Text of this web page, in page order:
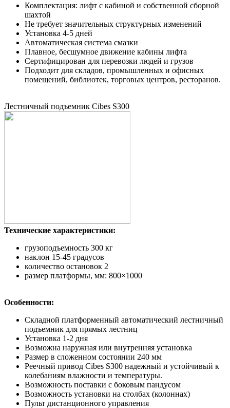
Комплектация: лифт с кабиной и собственной сборной
шахтой
Не требует значительных структурных изменений
Установка 4-5 дней
Автоматическая система смазки
Плавное, бесшумное движение кабины лифта
Сертифицирован для перевозки людей и грузов
Подходит для складов, промышленных и офисных
помещений, библиотек, торговых центров, ресторанов.
Лестничный подъемник Cibes S300
Технические характеристики:
грузоподъемность 300 кг
наклон 15-45 градусов
количество остановок 2
размер платформы, мм: 800×1000
Особенности:
Складной платформенный автоматический лестничный
подъемник для прямых лестниц
Установка 1-2 дня
Возможна наружная или внутренняя установка
Размер в сложенном состоянии 240 мм
Реечный привод Cibes S300 надежный и устойчивый к
колебаниям влажности и температуры.
Возможность поставки с боковым пандусом
Возможность установки на столбах (колоннах)
Пульт дистанционного управления